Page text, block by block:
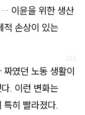
이윤을 위한 생산
적 손상이 있는
였던 노동 생활이
. 이런 변화는
특히 빨라졌다.